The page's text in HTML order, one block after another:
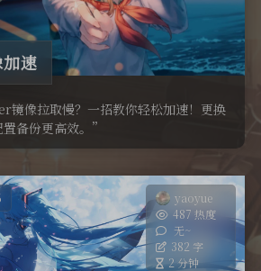
速
镜像拉取慢？一招教你轻松加速！更换
备份更高效。”
yaoyue
487 热度
无~
382 字
2 分钟